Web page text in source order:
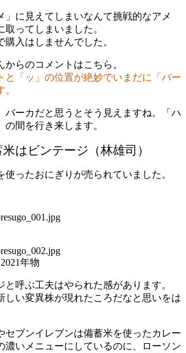
」に見えてしまいなんて挑戦的なアメ
ってしまいました。
入はしませんでした。
らのコメントはこちら。
と「ッ」の位置が絶妙でいまだに「バー
バーカだと思うとそう見えますね。「ハ
の間を行き来します。
はビンテージ（林雄司）
使ったおにぎりが売られていました。
年物
と呼ぶ工夫はやられた感があります。
しい変異株が現れたころだなと思いをは
セブンイレブンは備蓄米を使ったカレー
濃いメニューにしているのに、ローソン